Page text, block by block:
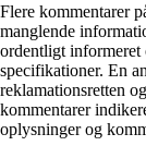
Flere kommentarer
manglende
ordentligt informeret
specifikationer. En
reklamationsretten
kommentarer
oplysninger og